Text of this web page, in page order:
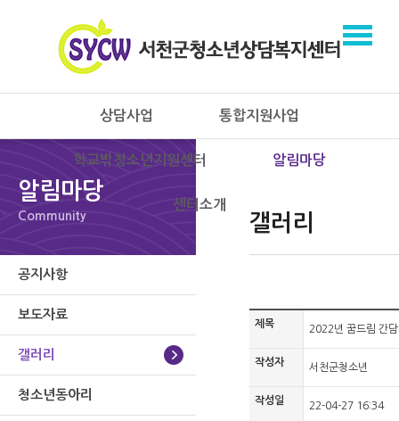
상담사업 통합지원사업
학교밖청소년지원센터 알림마당
센터소개
알림마당
Community
공지사항
보도자료
갤러리
청소년동아리
갤러리
제목 2022년 꿈드림 간
작성자 서천군청소년
작성일 22-04-27 16:34